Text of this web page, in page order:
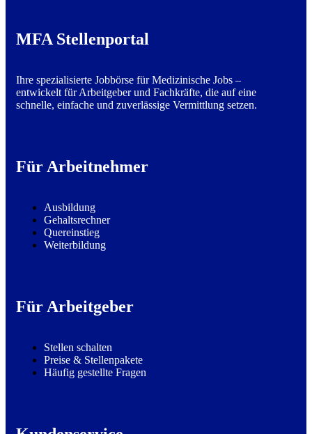
MFA Stellenportal
Ihre spezialisierte Jobbörse für Medizinische Jobs –
entwickelt für Arbeitgeber und Fachkräfte, die auf eine
schnelle, einfache und zuverlässige Vermittlung setzen.
Für Arbeitnehmer
Ausbildung
Gehaltsrechner
Quereinstieg
Weiterbildung
Für Arbeitgeber
Stellen schalten
Preise & Stellenpakete
Häufig gestellte Fragen